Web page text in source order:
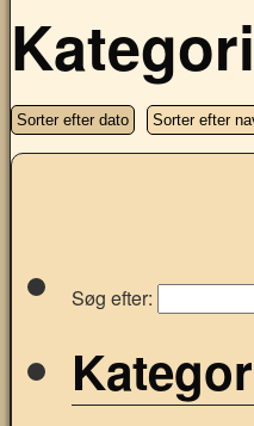
Sorter efter dato Sorter efter
Søg efter: